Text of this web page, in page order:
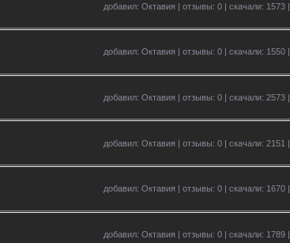
добавил: Октавия | отзывы: 0 | скачали: 1573 |
добавил: Октавия | отзывы: 0 | скачали: 1550 |
добавил: Октавия | отзывы: 0 | скачали: 2573 |
добавил: Октавия | отзывы: 0 | скачали: 2151 |
добавил: Октавия | отзывы: 0 | скачали: 1670 |
добавил: Октавия | отзывы: 0 | скачали: 1789 |